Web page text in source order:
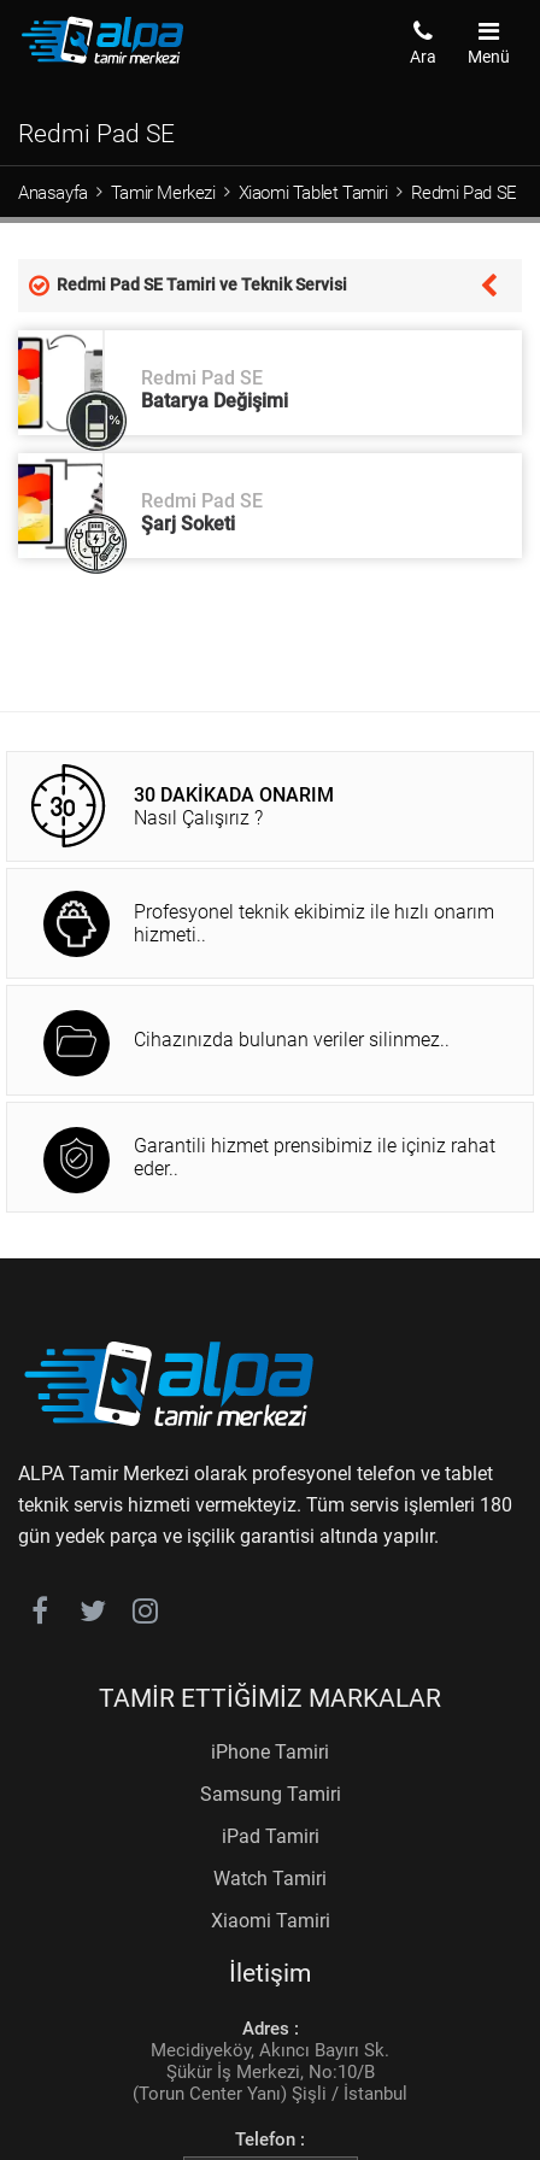
Menü
Ara
Redmi Pad SE
Anasayfa Tamir Merkezi Xiaomi Tablet Tamiri Redmi Pad SE
Redmi Pad SE Tamiri ve Teknik Servisi
Redmi Pad SE
Batarya Değişimi
Redmi Pad SE
Şarj Soketi
30 DAKİKADA ONARIM
Nasıl Çalışırız ?
Profesyonel teknik ekibimiz ile hızlı onarım
hizmeti..
Cihazınızda bulunan veriler silinmez..
Garantili hizmet prensibimiz ile içiniz rahat
eder..
ALPA Tamir Merkezi olarak profesyonel telefon ve tablet
teknik servis hizmeti vermekteyiz. Tüm servis işlemleri 180
gün yedek parça ve işçilik garantisi altında yapılır.
TAMİR ETTİĞİMİZ MARKALAR
iPhone Tamiri
Samsung Tamiri
iPad Tamiri
Watch Tamiri
Xiaomi Tamiri
İletişim
Adres :
Mecidiyeköy, Akıncı Bayırı Sk.
Şükür İş Merkezi, No:10/B
(Torun Center Yanı) Şişli / İstanbul
Telefon :